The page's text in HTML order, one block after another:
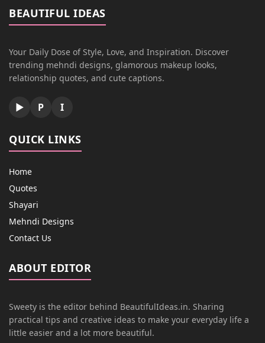
BEAUTIFUL IDEAS
Your Daily Dose of Style, Love, and Inspiration. Discover
trending mehndi designs, glamorous makeup looks,
relationship quotes, and cute captions.
▶ P I
QUICK LINKS
Home
Quotes
Shayari
Mehndi Designs
Contact Us
ABOUT EDITOR
Sweety is the editor behind BeautifulIdeas.in. Sharing
practical tips and creative ideas to make your everyday life a
little easier and a lot more beautiful.